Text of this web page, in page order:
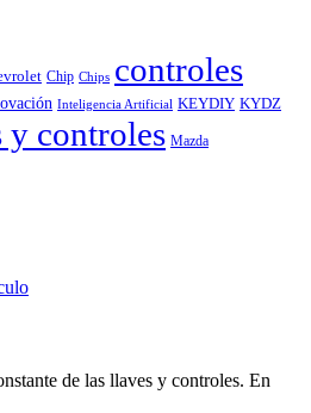
Chip Chips controles
Inteligencia Artificial KEYDIY KYDZ
y controles Mazda
de las llaves y controles. En